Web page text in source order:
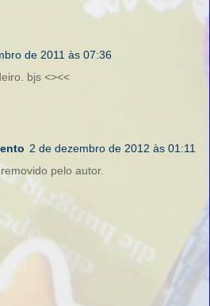
de 2011 às 07:36
bjs <><<
2 de dezembro de 2012 às 01:11
pelo autor.